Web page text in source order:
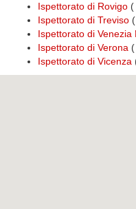
Ispettorato di Rovigo (
Ispettorato di Treviso
Ispettorato di Venezia
Ispettorato di Verona
Ispettorato di Vicenza